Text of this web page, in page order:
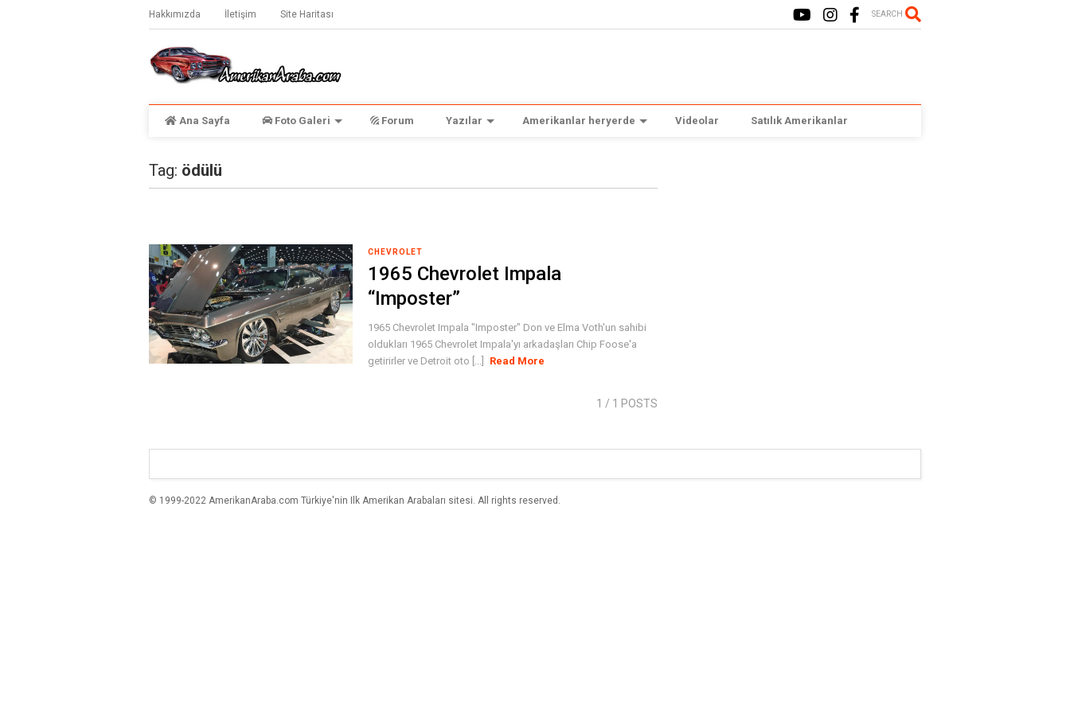
Hakkımızda İletişim Site Haritası SEARCH
Ana Sayfa Foto Galeri Forum Yazılar Amerikanlar heryerde Videolar Satılık Amerikanlar
Tag: ödülü
CHEVROLET
1965 Chevrolet Impala
“Imposter”
1965 Chevrolet Impala "Imposter" Don ve Elma Voth'un sahibi
oldukları 1965 Chevrolet Impala'yı arkadaşları Chip Foose'a
getirirler ve Detroit oto [...]
Read More
1 / 1 POSTS
© 1999-2022 AmerikanAraba.com Türkiye'nin Ilk Amerikan Arabaları sitesi. All rights reserved.